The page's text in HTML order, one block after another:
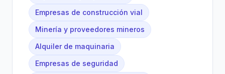
Empresas de construcción vial
Minería y proveedores mineros
Alquiler de maquinaria
Empresas de seguridad